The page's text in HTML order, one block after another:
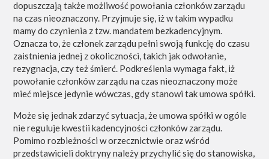
dopuszczają także możliwość powołania członków zarządu
na czas nieoznaczony. Przyjmuje się, iż w takim wypadku
mamy do czynienia z tzw. mandatem bezkadencyjnym.
Oznacza to, że członek zarządu pełni swoją funkcję do czasu
zaistnienia jednej z okoliczności, takich jak odwołanie,
rezygnacja, czy też śmierć. Podkreślenia wymaga fakt, iż
powołanie członków zarządu na czas nieoznaczony może
mieć miejsce jedynie wówczas, gdy stanowi tak umowa spółki.
Może się jednak zdarzyć sytuacja, że umowa spółki w ogóle
nie reguluje kwestii kadencyjności członków zarządu.
Pomimo rozbieżności w orzecznictwie oraz wśród
przedstawicieli doktryny należy przychylić się do stanowiska,